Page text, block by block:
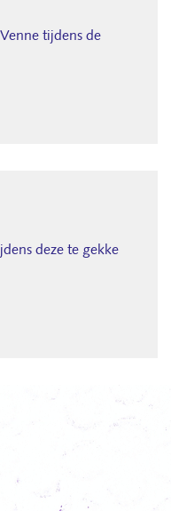
tijdens de
deze te gekke